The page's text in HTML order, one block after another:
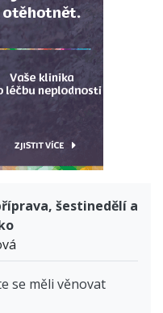
šestinedělí a
se měli věnovat